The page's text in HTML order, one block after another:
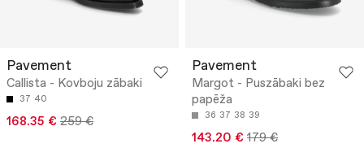
Pavement
Callista - Kovboju zābaki
37 40
168.35 € 259 €
Pavement
Margot - Puszābaki bez
papēža
36 37 38 39
143.20 € 179 €